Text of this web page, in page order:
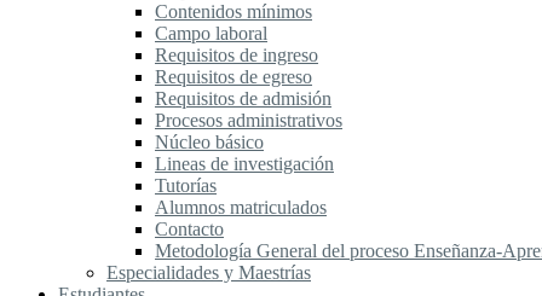
Contenidos mínimos
Campo laboral
Requisitos de ingreso
Requisitos de egreso
Requisitos de admisión
Procesos administrativos
Núcleo básico
Lineas de investigación
Tutorías
Alumnos matriculados
Contacto
Metodología General del proceso Enseñanza-
Especialidades y Maestrías